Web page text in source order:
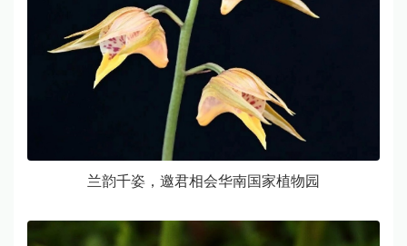
兰韵千姿，邀君相会华南国家植物园